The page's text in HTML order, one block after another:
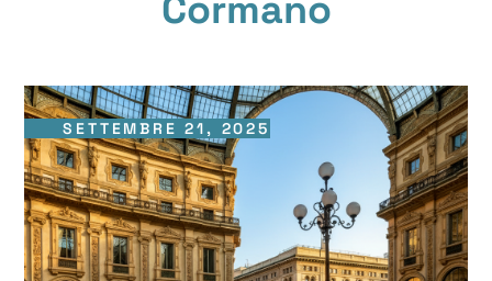
SETTEMBRE 21, 2025